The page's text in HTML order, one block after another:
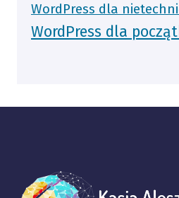
WordPress dla
WordPress dla